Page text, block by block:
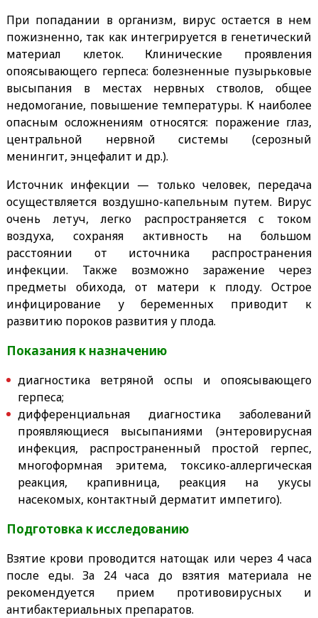
При попадании в организм, вирус остается в нем
пожизненно, так как интегрируется в генетический
материал клеток. Клинические проявления
опоясывающего герпеса: болезненные пузырьковые
высыпания в местах нервных стволов, общее
недомогание, повышение температуры. К наиболее
опасным осложнениям относятся: поражение глаз,
центральной нервной системы (серозный
менингит, энцефалит и др.).
Источник инфекции — только человек, передача
осуществляется воздушно-капельным путем. Вирус
очень летуч, легко распространяется с током
воздуха, сохраняя активность на большом
расстоянии от источника распространения
инфекции. Также возможно заражение через
предметы обихода, от матери к плоду. Острое
инфицирование у беременных приводит к
развитию пороков развития у плода.
Показания к назначению
диагностика ветряной оспы и опоясывающего
герпеса;
дифференциальная диагностика заболеваний
проявляющиеся высыпаниями (энтеровирусная
инфекция, распространенный простой герпес,
многоформная эритема, токсико-аллергическая
реакция, крапивница, реакция на укусы
насекомых, контактный дерматит импетиго).
Подготовка к исследованию
Взятие крови проводится натощак или через 4 часа
после еды. За 24 часа до взятия материала не
рекомендуется прием противовирусных и
антибактериальных препаратов.